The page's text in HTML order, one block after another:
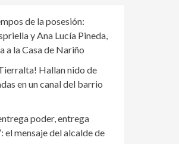
de la posesión:
y Ana Lucía Pineda,
a la Casa de Nariño
Hallan nido de
en un canal del barrio
poder, entrega
el mensaje del alcalde de